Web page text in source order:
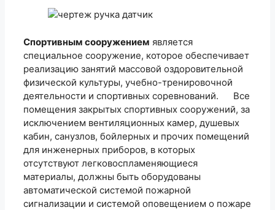
Спортивным сооружением является
специальное сооружение, которое обеспечивает
реализацию занятий массовой оздоровительной
физической культуры, учебно-тренировочной
деятельности и спортивных соревнований. Все
помещения закрытых спортивных сооружений, за
исключением вентиляционных камер, душевых
кабин, санузлов, бойлерных и прочих помещений
для инженерных приборов, в которых
отсутствуют легковоспламеняющиеся
материалы, должны быть оборудованы
автоматической системой пожарной
сигнализации и системой оповещением о пожаре